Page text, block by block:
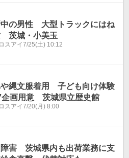
中の男性 大型トラックにはね
茨城・小美玉
スアイ7/25(土) 10:12
縄文服着用 子ども向け体験
画用意 茨城県立歴史館
スアイ7/20(月) 8:00
障害 茨城県内も出荷業務に支